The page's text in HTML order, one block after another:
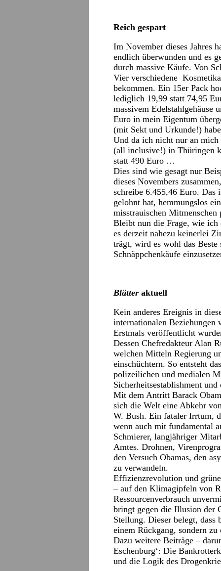
Reich gespart
Im November dieses Jahres
endlich überwunden und es
durch massive Käufe. Von
Vier verschiedene
bekommen. Ein 15er Pack
lediglich 19,99 statt 74,95
massivem Edelstahlgehäuse
Euro in mein Eigentum
(mit Sekt und Urkunde!)
Und da ich nicht nur an
(all inclusive!) in Thüringen
statt 490 Euro …
Dies sind wie gesagt nur
dieses Novembers
schreibe 6.455,46 Euro. Das
gelohnt hat, hemmungslos
misstrauischen Mitmenschen
Bleibt nun die Frage, wie ich
es derzeit nahezu keinerlei
trägt, wird es wohl das Beste
Schnäppchenkäufe
Blätter aktuell
Kein anderes Ereignis in
internationalen Beziehungen
Erstmals veröffentlicht
Dessen Chefredakteur Alan
welchen Mitteln Regierung
einschüchtern. So entsteht
polizeilichen und medialen
Sicherheitsestablishment
Mit dem Antritt Barack
sich die Welt eine Abkehr
W. Bush. Ein fataler Irrtum,
wenn auch mit fundamental
Schmierer, langjähriger
Amtes. Drohnen,
den Versuch Obamas, den
zu verwandeln.
Effizienzrevolution und
– auf den Klimagipfeln von
Ressourcenverbrauch
bringt gegen die Illusion der
Stellung. Dieser belegt, dass
einem Rückgang, sondern
Dazu weitere Beiträge –
Eschenburg‘: Die
und die Logik des